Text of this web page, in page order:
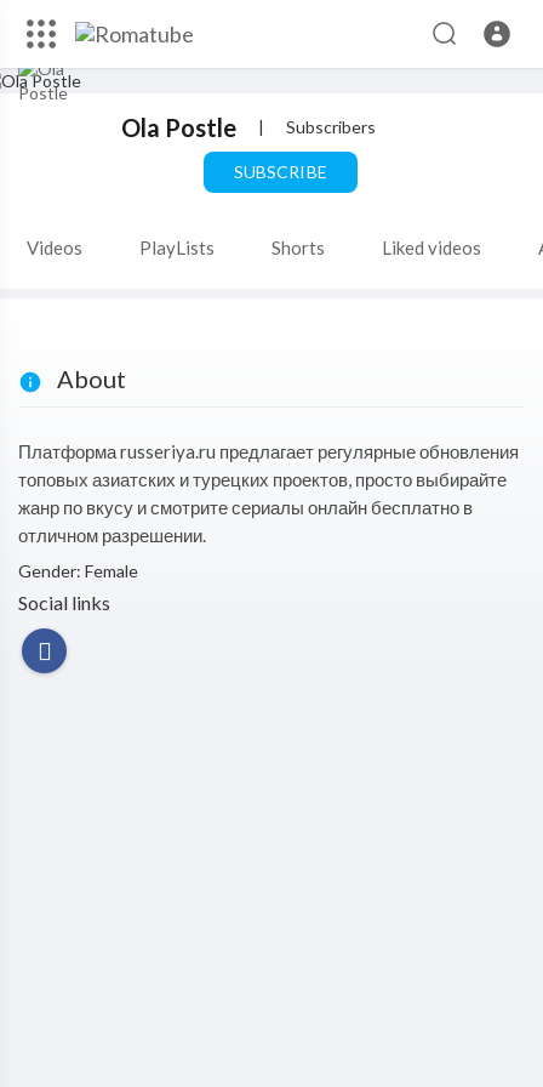
Ola Postle | Subscribers
SUBSCRIBE
Videos PlayLists Shorts Liked videos
About
Платформа russeriya.ru предлагает регулярные обновления
топовых азиатских и турецких проектов, просто выбирайте
жанр по вкусу и смотрите сериалы онлайн бесплатно в
отличном разрешении.
Gender: Female
Social links